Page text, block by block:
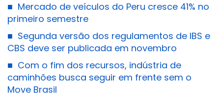
■ Mercado de veículos do Peru cresce 41% no
primeiro semestre
■ Segunda versão dos regulamentos de IBS e
CBS deve ser publicada em novembro
■ Com o fim dos recursos, indústria de
caminhões busca seguir em frente sem o
Move Brasil